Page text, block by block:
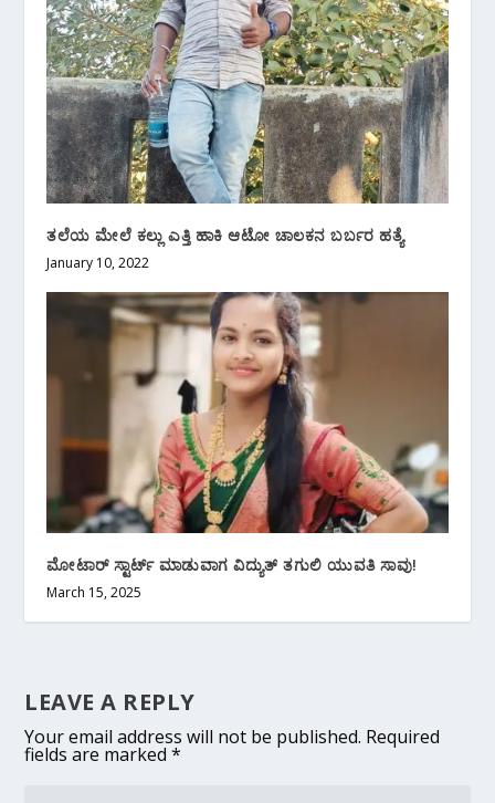
ತಲೆಯ ಮೇಲೆ ಕಲ್ಲು ಎತ್ತಿ ಹಾಕಿ ಆಟೋ ಚಾಲಕನ ಬರ್ಬರ ಹತ್ಯೆ
January 10, 2022
ಮೋಟಾರ್ ಸ್ಟಾರ್ಟ್ ಮಾಡುವಾಗ ವಿದ್ಯುತ್ ತಗುಲಿ ಯುವತಿ ಸಾವು!
March 15, 2025
LEAVE A REPLY
Your email address will not be published. Required
fields are marked*